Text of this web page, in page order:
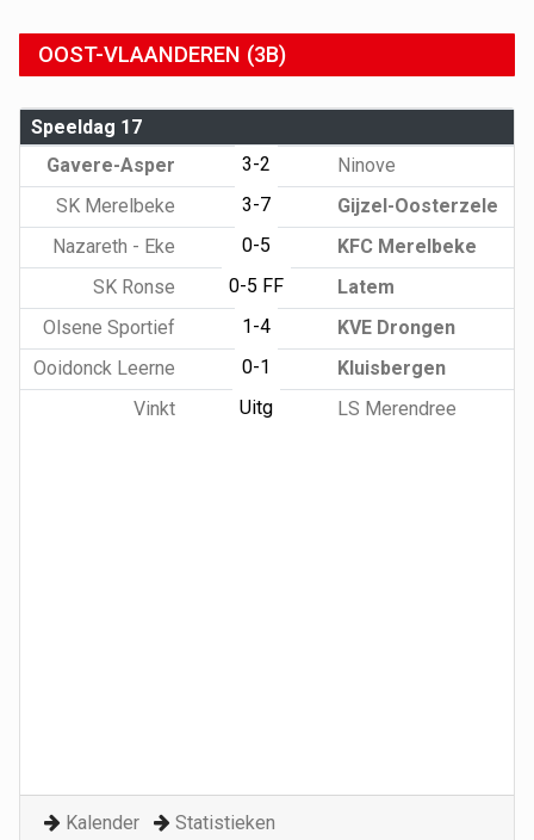
OOST-VLAANDEREN (3B)
Speeldag 17
Gavere-Asper
3-2
Ninove
SK Merelbeke
3-7
Gijzel-Oosterzele
Nazareth - Eke
0-5
KFC Merelbeke
SK Ronse
0-5 FF
Latem
Olsene Sportief
1-4
KVE Drongen
Ooidonck Leerne
0-1
Kluisbergen
Vinkt
Uitg LS Merendree
Kalender Statistieken